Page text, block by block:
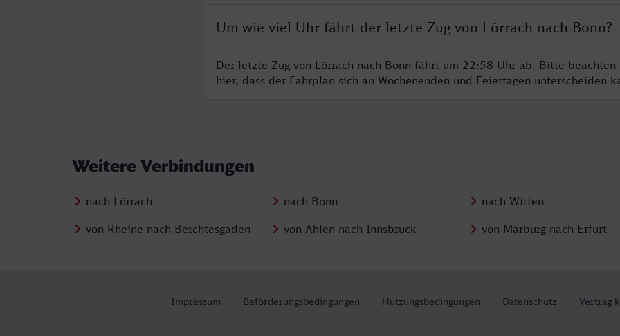
Um wie viel Uhr fährt der letzte Zug von Lörrach nach Bonn?
Der letzte Zug von Lörrach nach Bonn fährt um 22:58 Uhr ab. Bitte beachten
hier, dass der Fahrplan sich an Wochenenden und Feiertagen unterscheiden
Weitere Verbindungen
nach Lörrach nach Bonn nach Witten
von Rheine nach Berchtesgaden
von Ahlen nach Innsbruck von Marburg nach Erfurt
Impressum Beförderungsbedingungen Nutzungsbedingungen Datenschutz Vertrag